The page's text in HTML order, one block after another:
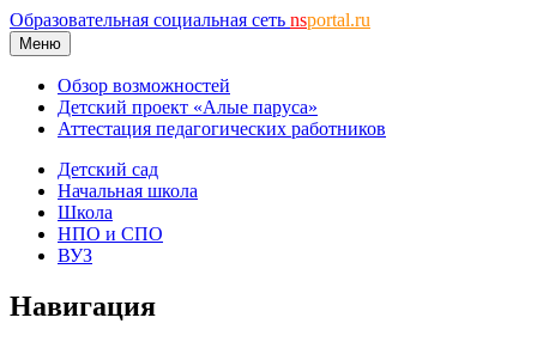
Образовательная социальная сеть nsportal.ru
Меню
Обзор возможностей
Детский проект «Алые паруса»
Аттестация педагогических работников
Детский сад
Начальная школа
Школа
НПО и СПО
ВУЗ
Навигация